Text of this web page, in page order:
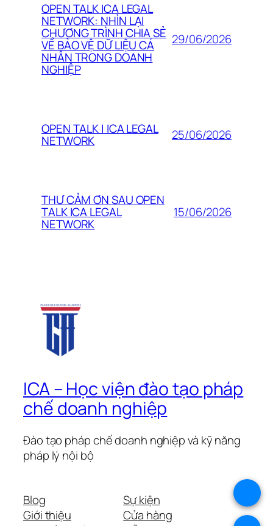
OPEN TALK ICA LEGAL
NETWORK: NHÌN LẠI
CHƯƠNG TRÌNH CHIA SẺ
VỀ BẢO VỆ DỮ LIỆU CÁ
NHÂN TRONG DOANH
NGHIỆP
29/06/2026
OPEN TALK | ICA LEGAL
NETWORK 25/06/2026
THƯ CẢM ƠN SAU OPEN
TALK ICA LEGAL
NETWORK
15/06/2026
ICA – Học viện đào tạo pháp
chế doanh nghiệp
Đào tạo pháp chế doanh nghiệp và kỹ năng
pháp lý nội bộ
Blog
Giới thiệu
Sự kiện
Cửa hàng